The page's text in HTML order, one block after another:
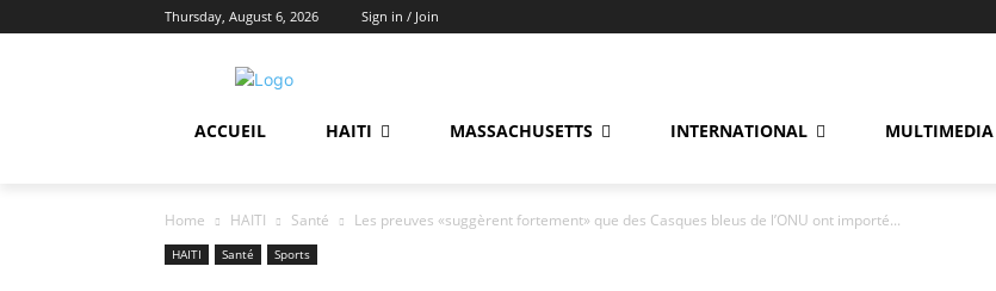
Thursday, August 6, 2026 Sign in / Join
ACCUEIL HAITI MASSACHUSETTS INTERNATIONAL MULTIMEDIA
Home HAITI Santé Les preuves «suggèrent fortement» que des Casques bleus de l’ONU ont importé...
HAITI Santé Sports